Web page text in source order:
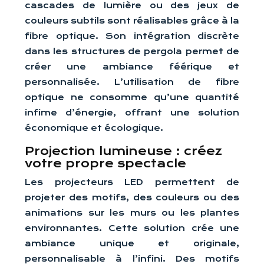
cascades de lumière ou des jeux de
couleurs subtils sont réalisables grâce à la
fibre optique. Son intégration discrète
dans les structures de pergola permet de
créer une ambiance féérique et
personnalisée. L’utilisation de fibre
optique ne consomme qu’une quantité
infime d’énergie, offrant une solution
économique et écologique.
Projection lumineuse : créez
votre propre spectacle
Les projecteurs LED permettent de
projeter des motifs, des couleurs ou des
animations sur les murs ou les plantes
environnantes. Cette solution crée une
ambiance unique et originale,
personnalisable à l’infini. Des motifs